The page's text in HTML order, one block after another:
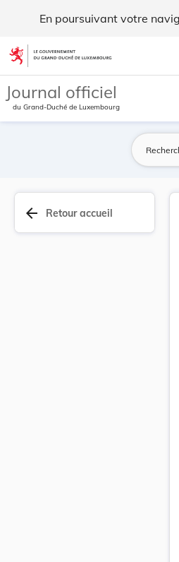
En poursuivant votre
Aller au contenu
Journal officiel
du Grand-Duché de Luxembourg
arrow_back Retour accueil